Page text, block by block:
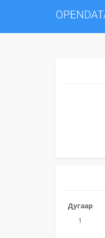
Дугаар
1